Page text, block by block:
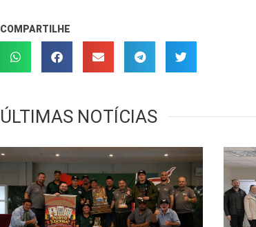
COMPARTILHE
ÚLTIMAS NOTÍCIAS